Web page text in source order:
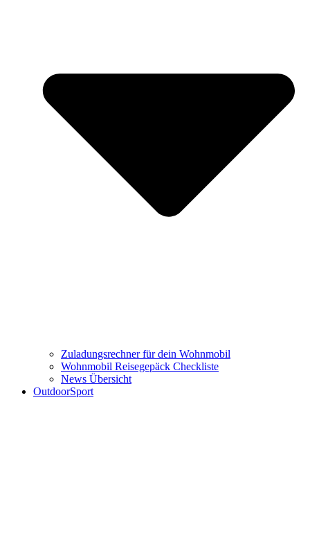
Zuladungsrechner für dein Wohnmobil
Wohnmobil Reisegepäck Checkliste
News Übersicht
OutdoorSport